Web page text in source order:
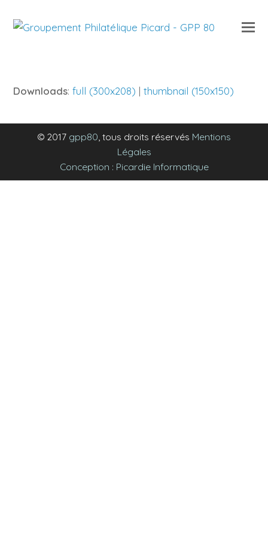
Downloads:full (300x208) |thumbnail (150x150)
© 2017 gpp80, tous droits réservés Mentions
Légales
Conception : Picardie Informatique